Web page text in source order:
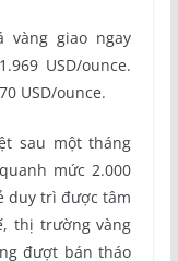
giao ngay
USD/ounce.
USD/ounce.
sau một tháng
mức 2.000
duy trì được tâm
thị trường vàng
đượt bán tháo